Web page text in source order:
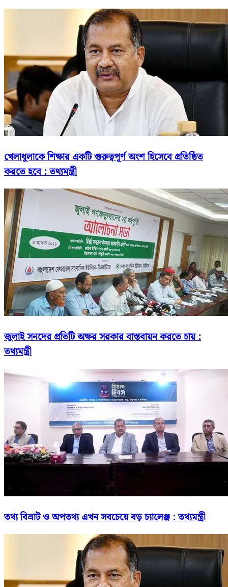
খেলাধুলাকে শিক্ষার একটি গুরুত্বপূর্ণ অংশ হিসেবে প্রতিষ্ঠিত
করতে হবে : তথ্যমন্ত্রী
জুলাই সনদের প্রতিটি অক্ষর সরকার বাস্তবায়ন করতে চায় :
তথ্যমন্ত্রী
তথ্য বিভ্রাট ও অপতথ্য এখন সবচেয়ে বড় চ্যালেঞ্জ : তথ্যমন্ত্রী